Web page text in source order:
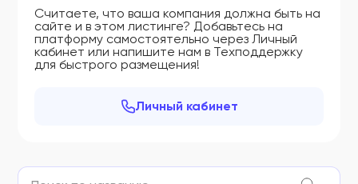
Считаете, что ваша компания должна быть на
сайте и в этом листинге? Добавьтесь на
платформу самостоятельно через Личный
кабинет или напишите нам в Техподдержку
для быстрого размещения!
Личный кабинет